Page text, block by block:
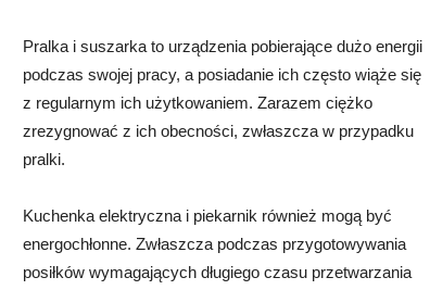
Pralka i suszarka to urządzenia pobierające dużo energii
podczas swojej pracy, a posiadanie ich często wiąże się
z regularnym ich użytkowaniem. Zarazem ciężko
zrezygnować z ich obecności, zwłaszcza w przypadku
pralki.
Kuchenka elektryczna i piekarnik również mogą być
energochłonne. Zwłaszcza podczas przygotowywania
posiłków wymagających długiego czasu przetwarzania